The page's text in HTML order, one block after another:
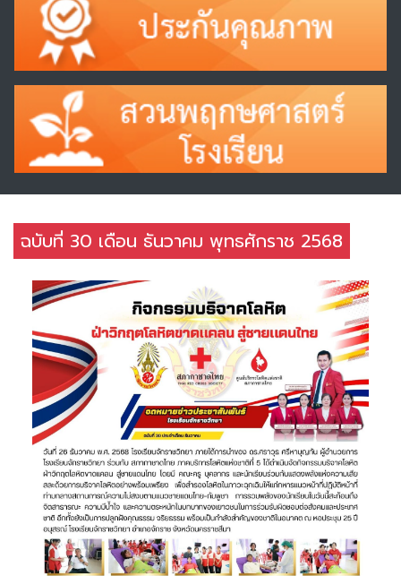
ฉบับที่ 30 เดือน ธันวาคม พุทธศักราช 2568